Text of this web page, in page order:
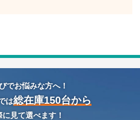
でお悩みな方へ！
は総在庫150台から
に見て選べます！